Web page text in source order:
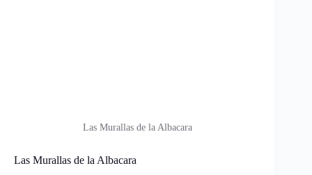
Las Murallas de la Albacara
Las Murallas de la Albacara